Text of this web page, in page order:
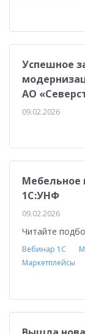
Успешное
АО
09.02.2026
Мебельное
1С:УНФ
09.02.2026
Читайте
Вебинар 1С
Маркетплейсы